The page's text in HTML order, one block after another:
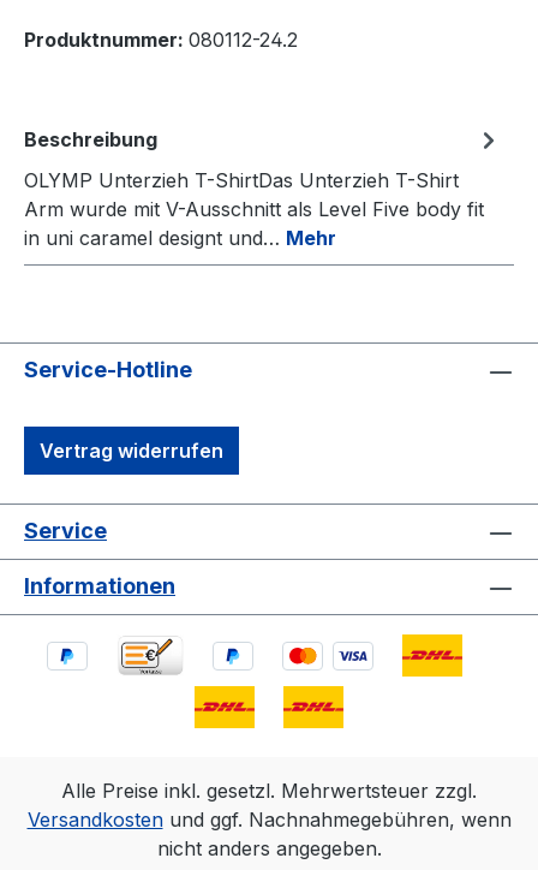
Produktnummer: 080112-24.2
Beschreibung
OLYMP Unterzieh T-ShirtDas Unterzieh T-Shirt
Arm wurde mit V-Ausschnitt als Level Five body fit
in uni caramel designt und… Mehr
Service-Hotline
Vertrag widerrufen
Service
Informationen
Alle Preise inkl. gesetzl. Mehrwertsteuer zzgl.
Versandkostenund ggf. Nachnahmegebühren, wenn
nicht anders angegeben.